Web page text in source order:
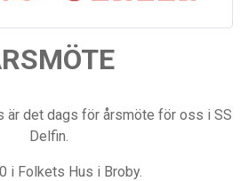
är det dags för årsmöte för oss i SS
Delfin.
i Folkets Hus i Broby.